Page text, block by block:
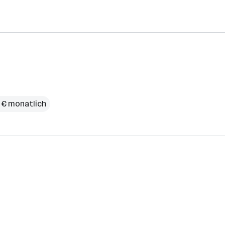
€ monatlich